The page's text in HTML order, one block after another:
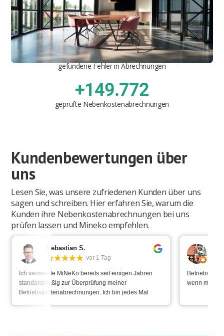
93%
aller Abrechnungen sind fehlerhaft
€ 77.880.371
gefundene Fehler in Abrechnungen
+149.772
geprüfte Nebenkostenabrechnungen
Kundenbewertungen über
uns
Lesen Sie, was unsere zufriedenen Kunden über uns
sagen und schreiben. Hier erfahren Sie, warum die
Kunden ihre Nebenkostenabrechnungen bei uns
prüfen lassen und Mineko empfehlen.
Sebastian S.
vor 1 Tag
Ich verwende MiNeKo bereits seit einigen Jahren
standardmäßig zur Überprüfung meiner
Betriebskostenabrechnungen. Ich bin jedes Mal
wenn man